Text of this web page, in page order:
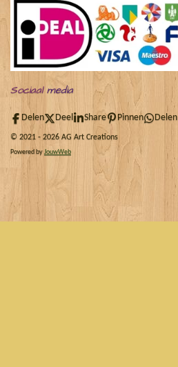
Sociaalmedia
Delen Deel Share Pinnen Delen
© 2021 - 2026 AG Art Creations
Powered byJouwWeb